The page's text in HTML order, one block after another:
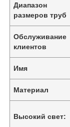
Диапазон
размеров труб
Обслуживание
клиентов
Имя
Материал
Высокий свет: